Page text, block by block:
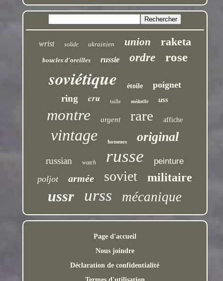
wrist solide ukrainien union raketa
boucles d'oreilles russie ordre rose
soviétique étoile poignet
ring cru taille médaille uss
montre argent rare affiche
vintage hommes original
russian watch russe peinture
poljot armée soviet militaire
ussr urss mécanique
Page d'accueil
Nous joindre
Déclaration de confidentialité